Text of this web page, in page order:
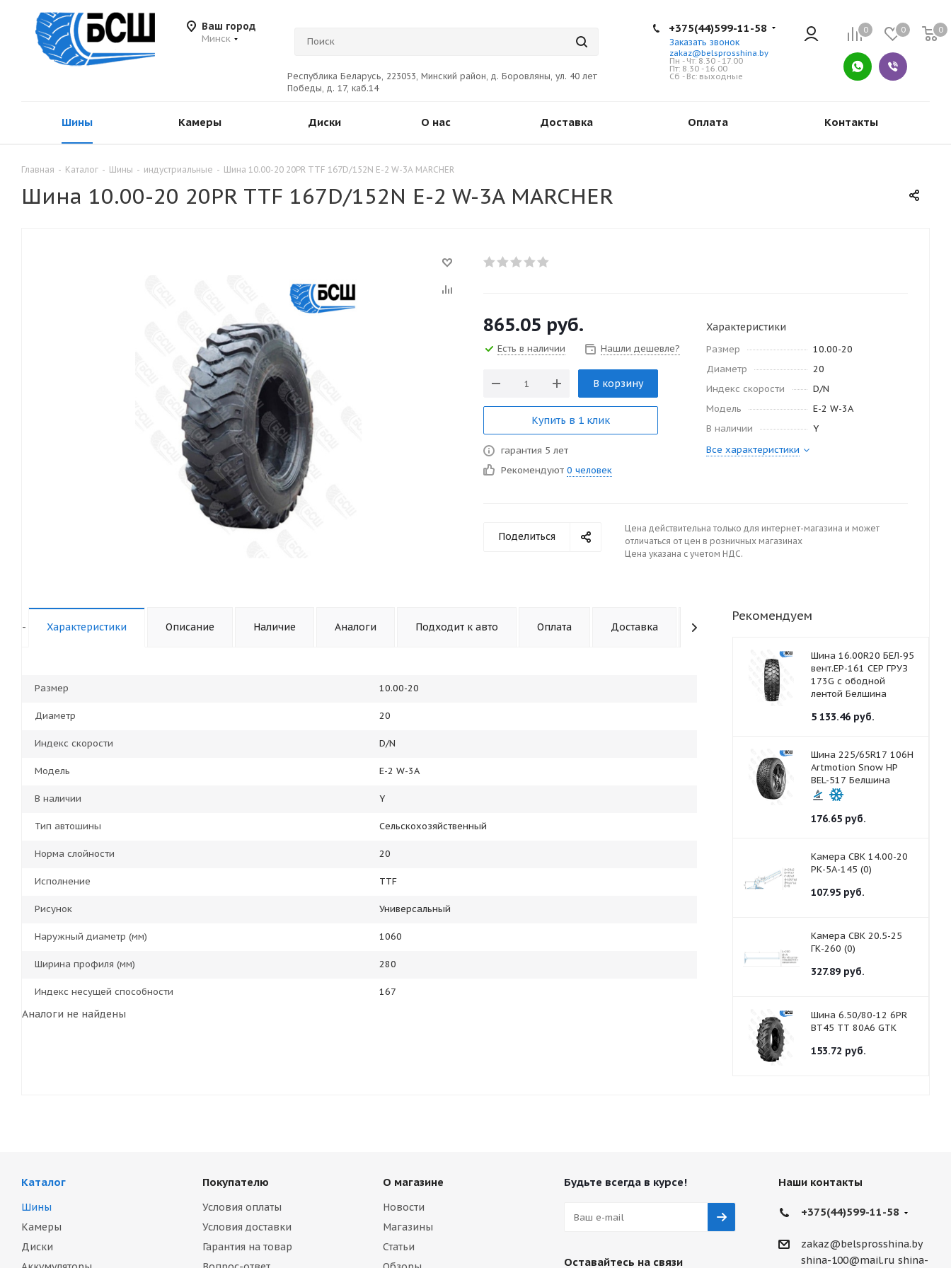
Ваш город
Минск
Республика Беларусь, 223053, Минский район, д. Боровляны, ул. 40 лет
Победы, д. 17, каб.14
0 0 0
+375(44)599-11-58
Заказать звонок
zakaz@belsprosshina.by
Пн - Чт: 8.30 - 17.00
Пт: 8.30 - 16.00
Сб - Вс: выходные
Шины Камеры Диски О нас Доставка Оплата Контакты
Главная - Каталог - Шины - индустриальные - Шина 10.00-20 20PR TTF 167D/152N E-2 W-3A MARCHER
Шина 10.00-20 20PR TTF 167D/152N E-2 W-3A MARCHER
865.05 руб.
Есть в наличии Нашли дешевле?
В корзину
Купить в 1 клик
гарантия 5 лет
Рекомендуют 0 человек
Характеристики
Размер
10.00-20
Диаметр
20
Индекс скорости
D/N
Модель
E-2 W-3A
В наличии
Y
Все характеристики
Поделиться
Цена действительна только для интернет-магазина и может
отличаться от цен в розничных магазинах
Цена указана с учетом НДС.
- Характеристики Описание Наличие Аналоги Подходит к авто Оплата Доставка
Размер 10.00-20
Диаметр 20
Индекс скорости D/N
Модель E-2 W-3A
В наличии Y
Тип автошины Сельскохозяйственный
Норма слойности 20
Исполнение TTF
Рисунок Универсальный
Наружный диаметр (мм) 1060
Ширина профиля (мм) 280
Индекс несущей способности 167
Аналоги не найдены
Рекомендуем
Шина 16.00R20 БЕЛ-95
вент.ЕР-161 СЕР ГРУЗ
173G с ободной
лентой Белшина
5 133.46 руб.
Шина 225/65R17 106H
Artmotion Snow HP
BEL-517 Белшина
176.65 руб.
Камера СВК 14.00-20
РК-5А-145 (0)
107.95 руб.
Камера СВК 20.5-25
ГК-260 (0)
327.89 руб.
Шина 6.50/80-12 6PR
BT45 TТ 80A6 GTK
153.72 руб.
Каталог
Шины
Камеры
Диски
Покупателю
Условия оплаты
Условия доставки
Гарантия на товар
О магазине
Новости
Магазины
Статьи
Будьте всегда в курсе!
Оставайтесь на связи
Наши контакты
+375(44)599-11-58
zakaz@belsprosshina.by
shina-100@mail.ru shina-